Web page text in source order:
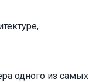
одного из самых